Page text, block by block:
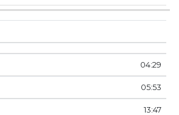
04:29
05:53
13:47